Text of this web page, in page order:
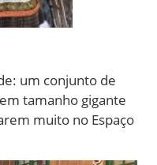
um conjunto de
tamanho gigante
muito no Espaço